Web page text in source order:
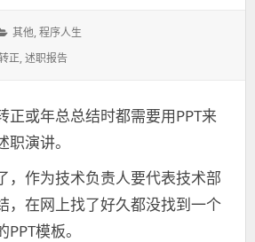
分
类：
其他,程序人生
正,述职报告
正或年总总结时都需要用PPT来
演讲。
，作为技术负责人要代表技术部
，在网上找了好久都没找到一个
模板。